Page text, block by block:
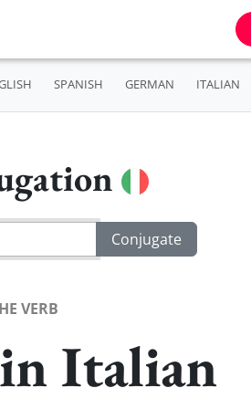
SPANISH GERMAN ITALIAN
VERB
Italian